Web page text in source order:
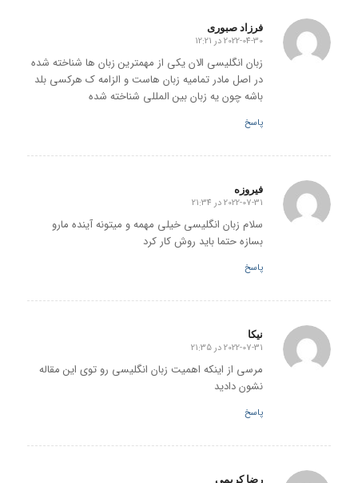
فرزاد صبوری
گفته:
2022-04-30 در 12:21
زبان انگلیسی الان یکی از مهمترین زبان ها شناخته شده
در اصل مادر تمامیه زبان هاست و الزامه ک هرکسی بلد
باشه چون یه زبان بین المللی شناخته شده
پاسخ
فیروزه
گفته:
2022-07-31 در 21:34
سلام زبان انگلیسی خیلی مهمه و میتونه آینده مارو
بسازه حتما باید روش کار کرد
پاسخ
نیکا
گفته:
2022-07-31 در 21:35
مرسی از اینکه اهمیت زبان انگلیسی رو توی این مقاله
نشون دادید
پاسخ
رضا کریمی